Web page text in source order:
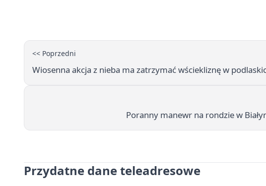
<< Poprzedni
Wiosenna akcja z nieba ma zatrzymać wściekliznę w
Poranny manewr na rondzie w
Przydatne dane teleadresowe